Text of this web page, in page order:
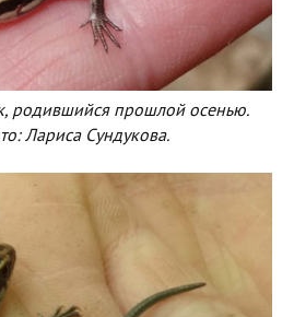
родившийся прошлой осенью.
Лариса Сундукова.